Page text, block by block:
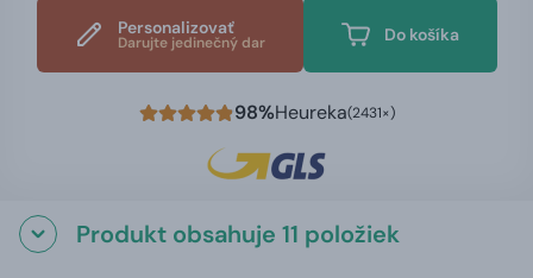
Personalizovať
Darujte jedinečný dar Do košíka
98%Heureka(2431×)
Produkt obsahuje 11 položiek